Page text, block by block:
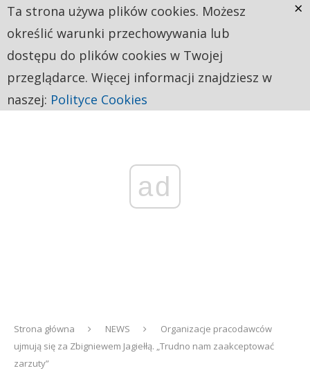
ad
Strona główna NEWS
Organizacje pracodawców
ujmują się za Zbigniewem Jagiełłą. „Trudno nam zaakceptować
zarzuty”
Ta strona używa plików cookies. Możesz
określić warunki przechowywania lub
dostępu do plików cookies w Twojej
przeglądarce. Więcej informacji znajdziesz w
naszej: Polityce Cookies
×